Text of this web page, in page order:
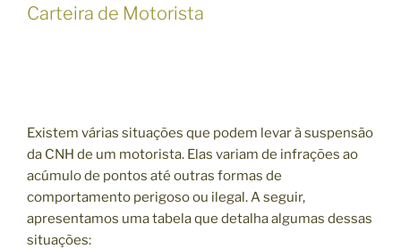
Carteira de Motorista
Existem várias situações que podem levar à suspensão
da CNH de um motorista. Elas variam de infrações ao
acúmulo de pontos até outras formas de
comportamento perigoso ou ilegal. A seguir,
apresentamos uma tabela que detalha algumas dessas
situações: